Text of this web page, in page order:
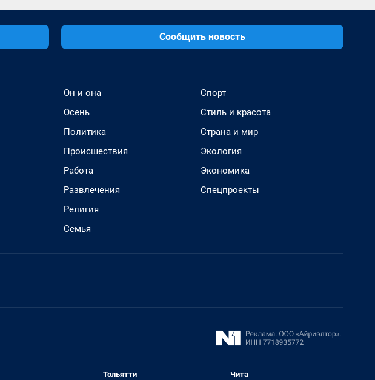
Сообщить новость
Он и она
Осень
Политика
Происшествия
Работа
Развлечения
Религия
Семья
Спорт
Стиль и красота
Страна и мир
Экология
Экономика
Спецпроекты
Тольятти Чита